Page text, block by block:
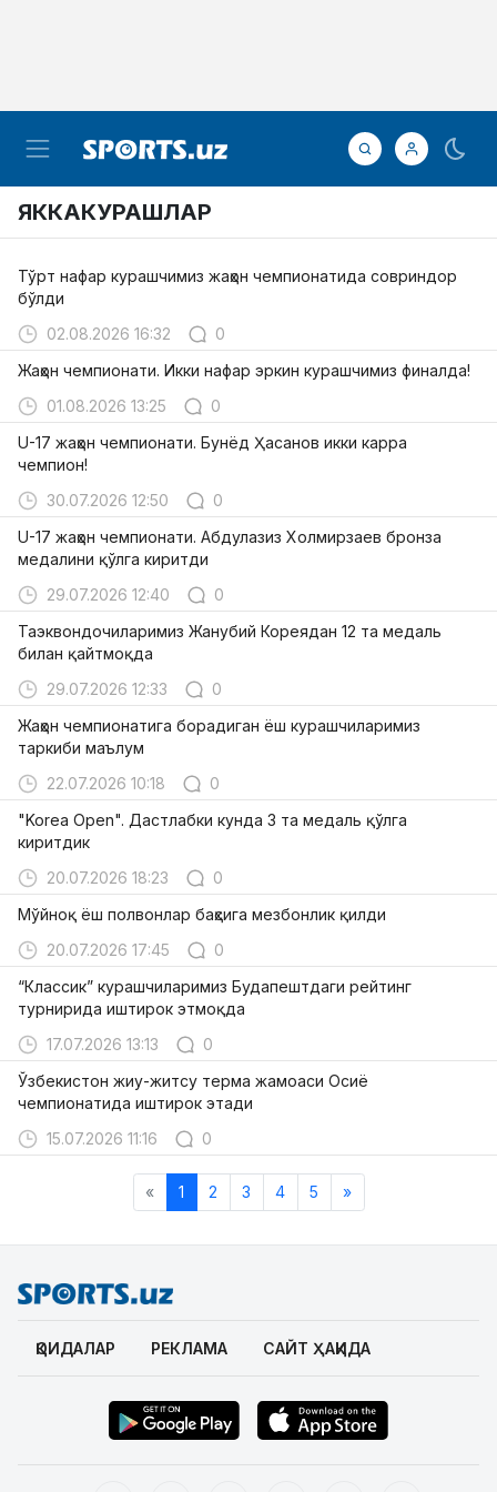
ЯККАКУРАШЛАР
Тўрт нафар курашчимиз жаҳон чемпионатида совриндор
бўлди
02.08.2026 16:32
0
Жаҳон чемпионати. Икки нафар эркин курашчимиз финалда!
01.08.2026 13:25
0
U-17 жаҳон чемпионати. Бунёд Ҳасанов икки карра
чемпион!
30.07.2026 12:50
0
U-17 жаҳон чемпионати. Абдулазиз Холмирзаев бронза
медалини қўлга киритди
29.07.2026 12:40
0
Таэквондочиларимиз Жанубий Кореядан 12 та медаль
билан қайтмоқда
29.07.2026 12:33
0
Жаҳон чемпионатига борадиган ёш курашчиларимиз
таркиби маълум
22.07.2026 10:18
0
"Korea Open". Дастлабки кунда 3 та медаль қўлга
киритдик
20.07.2026 18:23
0
Мўйноқ ёш полвонлар баҳсига мезбонлик қилди
20.07.2026 17:45
0
“Классик” курашчиларимиз Будапештдаги рейтинг
турнирида иштирок этмоқда
17.07.2026 13:13
0
Ўзбекистон жиу-житсу терма жамоаси Осиё
чемпионатида иштирок этади
15.07.2026 11:16
0
« 1 2 3 4 5 »
ҚОИДАЛАР РЕКЛАМА САЙТ ҲАҚИДА